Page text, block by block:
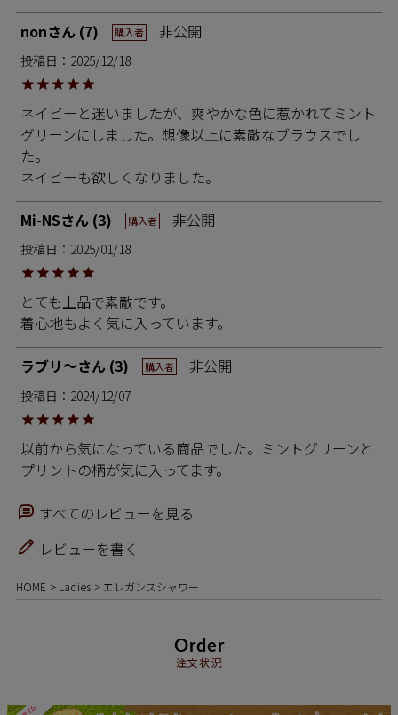
non 7 購入者 非公開
投稿日 2025/12/18
ネイビーと迷いましたが、爽やかな色に惹かれてミント
グリーンにしました。想像以上に素敵なブラウスでし
た。
ネイビーも欲しくなりました。
Mi-NS 3 購入者 非公開
投稿日 2025/01/18
とても上品で素敵です。
着心地もよく気に入っています。
ラブリ〜 3 購入者 非公開
投稿日 2024/12/07
以前から気になっている商品でした。ミントグリーンと
プリントの柄が気に入ってます。
すべてのレビューを見る
レビューを書く
HOME Ladies エレガンスシャワー
Order
注文状況